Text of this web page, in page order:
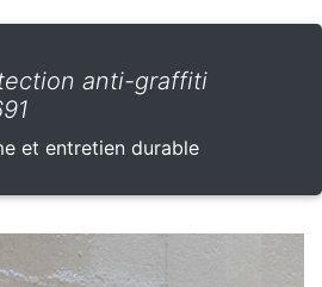
anti-graffiti
et entretien durable